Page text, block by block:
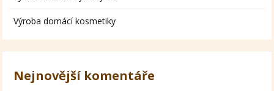
Výroba domácí kosmetiky
Nejnovější komentáře